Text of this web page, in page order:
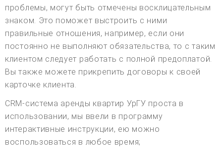
проблемы, могут быть отмечены восклицательным
знаком. Это поможет выстроить с ними
правильные отношения, например, если они
постоянно не выполняют обязательства, то с таким
клиентом следует работать с полной предоплатой.
Вы также можете прикрепить договоры к своей
карточке клиента.
CRM-система аренды квартир УрГУ проста в
использовании, мы ввели в программу
интерактивные инструкции, ею можно
воспользоваться в любое время;